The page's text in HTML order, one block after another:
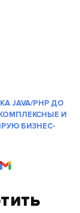
JAVA/PHP ДО
И
БИЗНЕС-